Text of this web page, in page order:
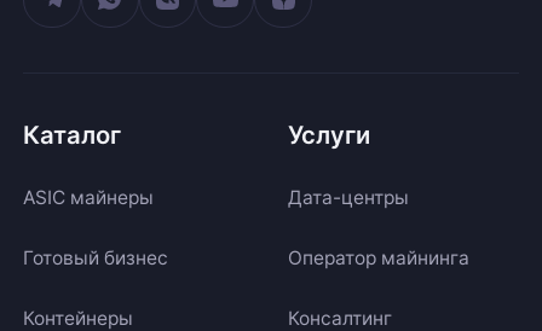
Каталог
ASIC майнеры
Готовый бизнес
Контейнеры
Услуги
Дата-центры
Оператор майнинга
Консалтинг